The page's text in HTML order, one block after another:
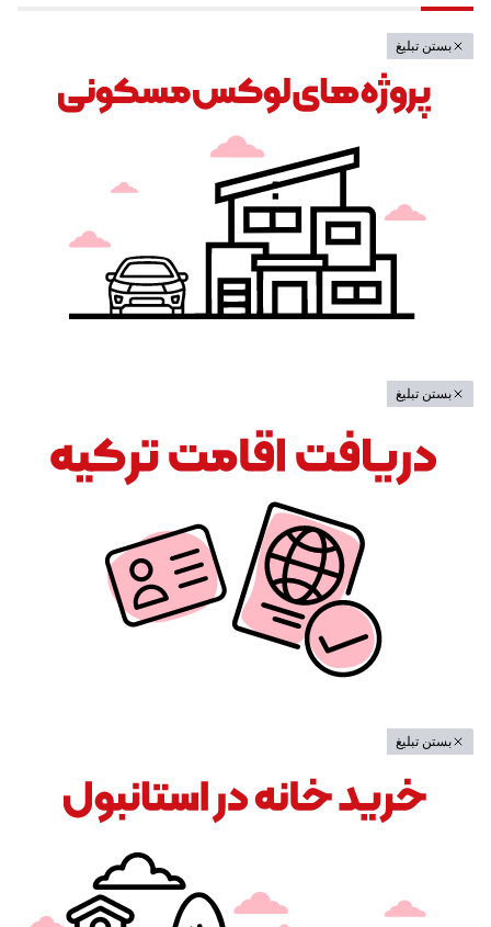
بستن تبلیغ
بستن تبلیغ
بستن تبلیغ